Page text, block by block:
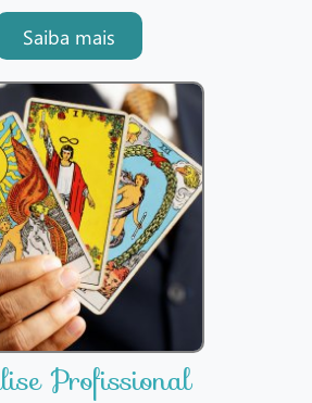
mas poucos conseguem
lá.A análise financeira foi
para o ajudar a reconhec
Saiba mais
Profissional